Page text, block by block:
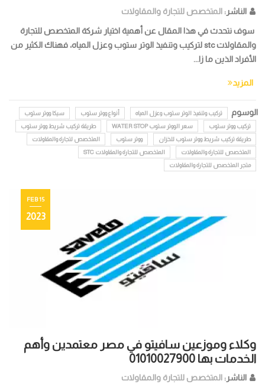
الناشر: المتخصص للتجارة والمقاولات
سوف نتحدث في هذا المقال عن أهمية اختيار شركة المتخصص للتجارة
والمقاولات stc لتركيب وتنفيذ الوتر ستوب وعزل المياه، فهناك الكثير من
الأفراد الذين ما زا...
المزيد
الوسوم تركيب وتنفيذ الوتر ستوب وعزل المياه أنواع ووتر ستوب
سيكا ووتر ستوب
تركيب ووتر ستوب
سعر الووتر ستوب WATER STOP
طريقة تركيب شريط ووتر ستوب
طريقة تركيب شريط ووتر ستوب للخزان
ووتر ستوب
المتخصص لتجارة والمقاولات
المتخصص للتجارة والمقاولات
المتخصص للتجارة والمقاولات STC
متجر المتخصص للتجارة والمقاولات
وكلاء وموزعين سافيتو في مصر معتمدين وأهم
الخدمات بها 01010027900
15 FEB
2023
الناشر: المتخصص للتجارة والمقاولات